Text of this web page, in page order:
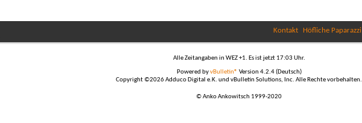
Kontakt Höfliche Paparazzi
Alle Zeitangaben in WEZ +1. Es ist jetzt 17:03 Uhr.
Powered byvBulletin® Version 4.2.4 (Deutsch)
Copyright ©2026 Adduco Digital e.K. und vBulletin Solutions, Inc. Alle Rechte vorbehalten.
© Anko Ankowitsch 1999-2020